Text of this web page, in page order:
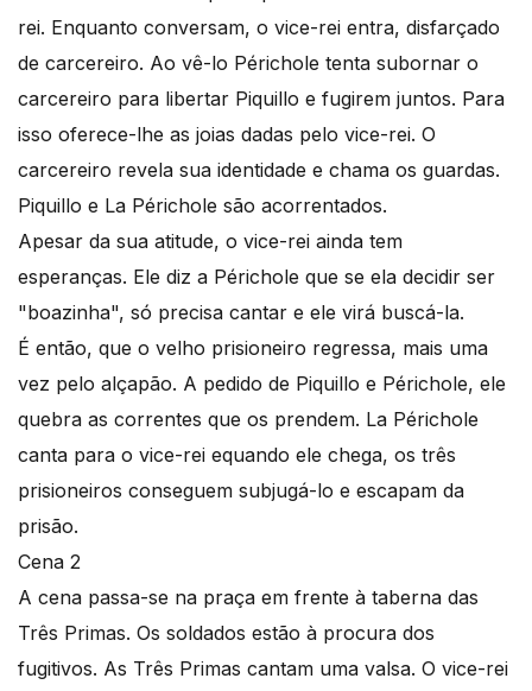
rei. Enquanto conversam, o vice-rei entra, disfarçado
de carcereiro. Ao vê-lo Périchole tenta subornar o
carcereiro para libertar Piquillo e fugirem juntos. Para
isso oferece-lhe as joias dadas pelo vice-rei. O
carcereiro revela sua identidade e chama os guardas.
Piquillo e La Périchole são acorrentados.
Apesar da sua atitude, o vice-rei ainda tem
esperanças. Ele diz a Périchole que se ela decidir ser
"boazinha", só precisa cantar e ele virá buscá-la.
É então, que o velho prisioneiro regressa, mais uma
vez pelo alçapão. A pedido de Piquillo e Périchole, ele
quebra as correntes que os prendem. La Périchole
canta para o vice-rei equando ele chega, os três
prisioneiros conseguem subjugá-lo e escapam da
prisão.
Cena 2
A cena passa-se na praça em frente à taberna das
Três Primas. Os soldados estão à procura dos
fugitivos. As Três Primas cantam uma valsa. O vice-rei